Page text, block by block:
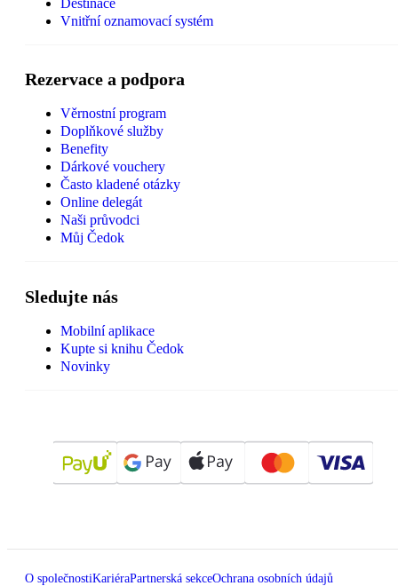
Vnitřní oznamovací systém
Rezervace a podpora
Věrnostní program
Doplňkové služby
Benefity
Dárkové vouchery
Často kladené otázky
Online delegát
Naši průvodci
Můj Čedok
Sledujte nás
Mobilní aplikace
Kupte si knihu Čedok
Novinky
O společnostiKariéraPartnerská sekceOchrana osobních údajů